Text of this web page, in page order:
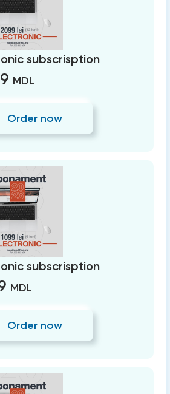
subscrisption
MDL
Order now
subscrisption
MDL
Order now